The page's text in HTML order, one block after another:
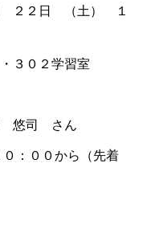
２２日 （土） １
０２学習室
悠司 さん
：００から（先着